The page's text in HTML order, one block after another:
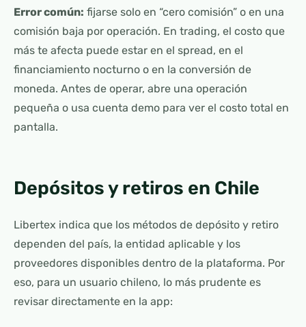
Error común: fijarse solo en “cero comisión” o en una
comisión baja por operación. En trading, el costo que
más te afecta puede estar en el spread, en el
financiamiento nocturno o en la conversión de
moneda. Antes de operar, abre una operación
pequeña o usa cuenta demo para ver el costo total en
pantalla.
Depósitos y retiros en Chile
Libertex indica que los métodos de depósito y retiro
dependen del país, la entidad aplicable y los
proveedores disponibles dentro de la plataforma. Por
eso, para un usuario chileno, lo más prudente es
revisar directamente en la app: